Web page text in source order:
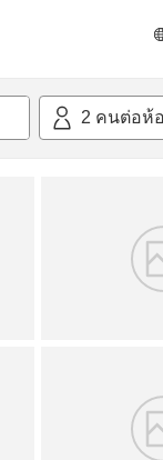
2 คนต่อห้